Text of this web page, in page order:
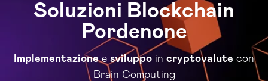
Soluzioni Blockchain
Pordenone
Implementazionee sviluppo in cryptovalute con
Brain Computing